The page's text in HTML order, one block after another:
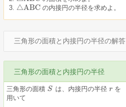
△ABC
△ABC の内接円の半径を求めよ。
三角形の面積と内接円の半径の解答
三角形の面積と内接円の半径
三角形の面積 S
S は、内接円の半径 r
r を
用いて